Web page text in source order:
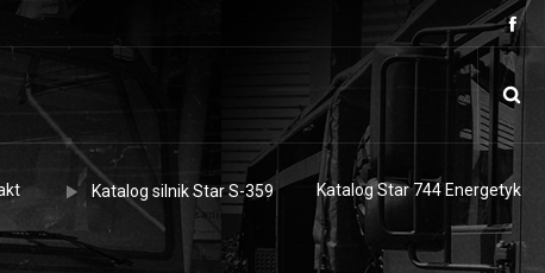
Katalog silnik Star S-359 Katalog Star 744 Energetyk